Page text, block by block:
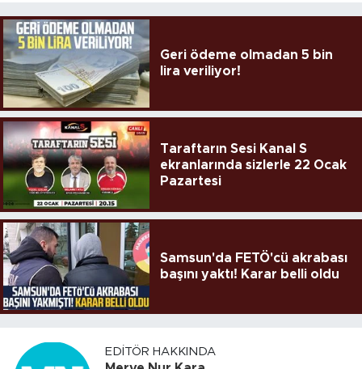
Geri ödeme olmadan 5 bin
lira veriliyor!
Taraftarın Sesi Kanal S
ekranlarında sizlerle 22 Ocak
Pazartesi
Samsun'da FETÖ'cü akrabası
başını yaktı! Karar belli oldu
EDITÖR HAKKINDA